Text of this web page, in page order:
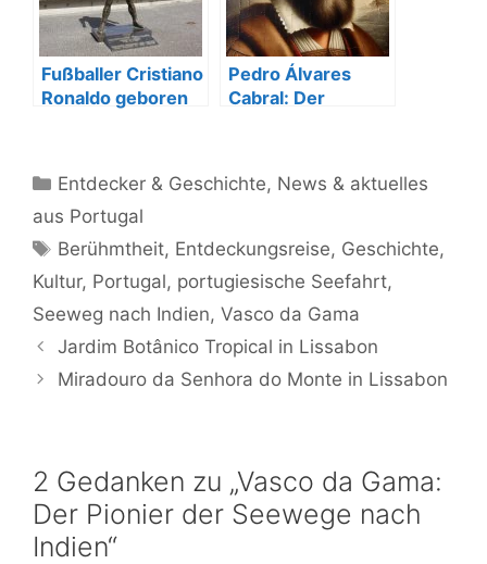
Fußballer Cristiano
Ronaldo geboren
Pedro Álvares
Cabral: Der
Kategorien
Entdecker & Geschichte, News & aktuelles
aus Portugal
Schlagwörter
Berühmtheit, Entdeckungsreise, Geschichte,
Kultur, Portugal, portugiesische Seefahrt,
Seeweg nach Indien, Vasco da Gama
Jardim Botânico Tropical in Lissabon
Miradouro da Senhora do Monte in Lissabon
2 Gedanken zu „Vasco da Gama:
Der Pionier der Seewege nach
Indien“